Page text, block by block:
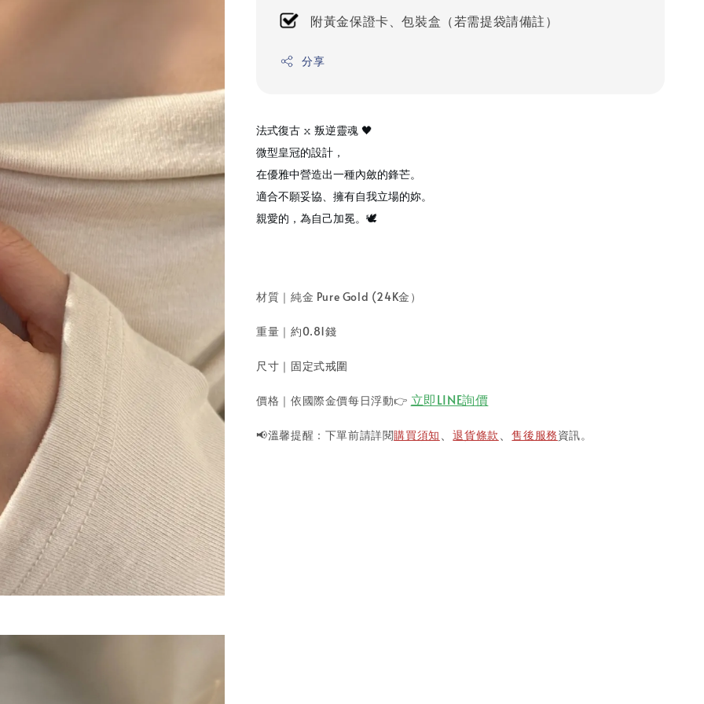
附黃金保證卡、包裝盒（若需提袋請備註）
分享
法式復古 𝚡 叛逆靈魂 🖤
微型皇冠的設計，
在優雅中營造出一種內斂的鋒芒。
適合不願妥協、擁有自我立場的妳。
親愛的，為自己加冕。🕊️
材質｜純金 Pure Gold (24K金）
重量｜約0.81錢
尺寸｜固定式戒圍
價格｜依國際金價每日浮動👉 立即LINE詢價
📢溫馨提醒：下單前請詳閱購買須知 、退貨條款 、售後服務資訊。